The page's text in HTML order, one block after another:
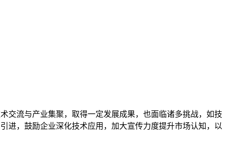
交流与产业集聚，取得一定发展成果，也面临诸多挑战，如技
进，鼓励企业深化技术应用，加大宣传力度提升市场认知，以